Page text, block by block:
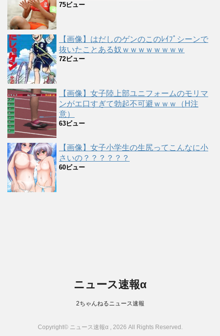
75ビュー
【画像】はだしのゲンのこのﾚｲﾌﾟシーンで
抜いたことある奴ｗｗｗｗｗｗｗｗ
72ビュー
【画像】女子陸上部ユニフォームのモリマ
ンがエ口すぎて勃起不可避ｗｗｗ（H注
意）
63ビュー
【画像】女子小学生の生尻ってこんなに小
さいの？？？？？？
60ビュー
ニュース速報α
2ちゃんねるニュース速報
Copyright© ニュース速報α , 2026 All Rights Reserved.